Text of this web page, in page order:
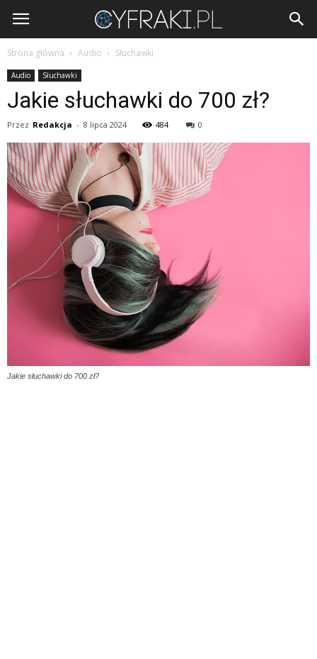
Cyfraki.pl
Strona główna Audio Słuchawki
Audio Słuchawki
Jakie słuchawki do 700 zł?
Przez Redakcja - 8 lipca 2024 484 0
Jakie słuchawki do 700 zł?